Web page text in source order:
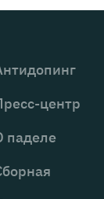
центр
паделе